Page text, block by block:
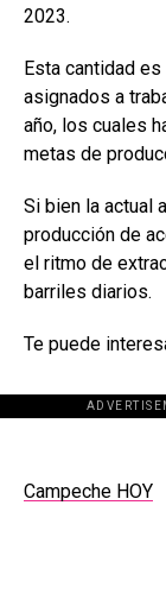
2023.
Esta cantidad
asignados a
año, los cuales
metas de
Si bien la actual
producción de
el ritmo de
barriles diarios.
Te puede
Campeche HOY